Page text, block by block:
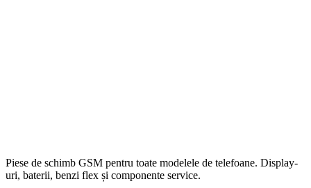
Piese de schimb GSM pentru toate modelele de telefoane. Display-
uri, baterii, benzi flex și componente service.